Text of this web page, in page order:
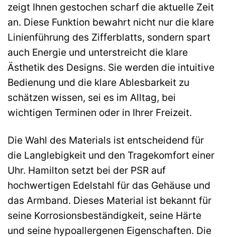
zeigt Ihnen gestochen scharf die aktuelle Zeit
an. Diese Funktion bewahrt nicht nur die klare
Linienführung des Zifferblatts, sondern spart
auch Energie und unterstreicht die klare
Ästhetik des Designs. Sie werden die intuitive
Bedienung und die klare Ablesbarkeit zu
schätzen wissen, sei es im Alltag, bei
wichtigen Terminen oder in Ihrer Freizeit.
Die Wahl des Materials ist entscheidend für
die Langlebigkeit und den Tragekomfort einer
Uhr. Hamilton setzt bei der PSR auf
hochwertigen Edelstahl für das Gehäuse und
das Armband. Dieses Material ist bekannt für
seine Korrosionsbeständigkeit, seine Härte
und seine hypoallergenen Eigenschaften. Die